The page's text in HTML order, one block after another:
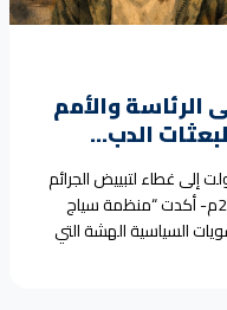
والأمم
الدب...
إلى غطاء لتبييض الجرائم
ضد الأطفال عدن – سياج – 14 يونيو 2026م- أكدت “منظمة سياج
السياسية الهشة التي